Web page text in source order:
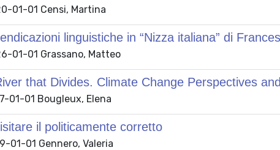
01-01 Censi, Martina
linguistiche in “Nizza italiana” di
01-01 Grassano, Matteo
that Divides. Climate Change Perspectives
01-01 Bougleux, Elena
il politicamente corretto
01-01 Gennero, Valeria